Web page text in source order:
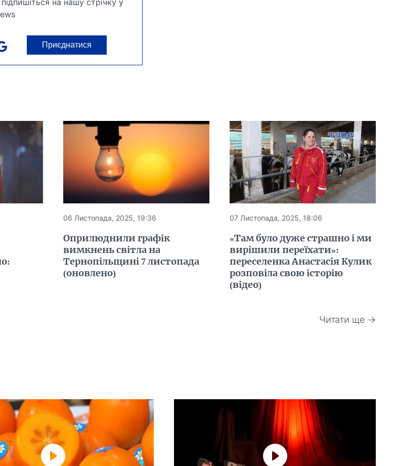
на нашу стрічку у
Приєднатися
06 Листопада, 2025, 19:36
Оприлюднили графік
вимкнень світла на
Тернопільщині 7 листопада
(оновлено)
07 Листопада, 2025, 18:06
«Там було дуже страшно і ми
вирішили переїхати»:
переселенка Анастасія Кулик
розповіла свою історію
(відео)
Читати ще →